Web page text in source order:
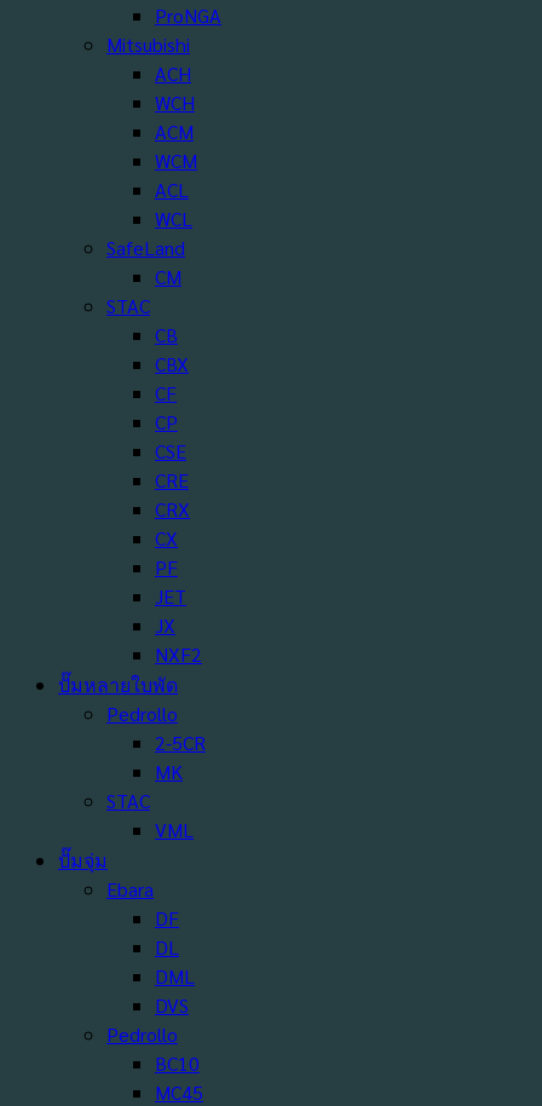
ProNGA
Mitsubishi
ACH
WCH
ACM
WCM
ACL
WCL
SafeLand
CM
STAC
CB
CBX
CF
CP
CSE
CRE
CRX
CX
PF
JET
JX
NXF2
ปั๊มหลายใบพัด
Pedrollo
2-5CR
MK
STAC
VML
ปั๊มจุ่ม
Ebara
DF
DL
DML
DVS
Pedrollo
BC10
MC45